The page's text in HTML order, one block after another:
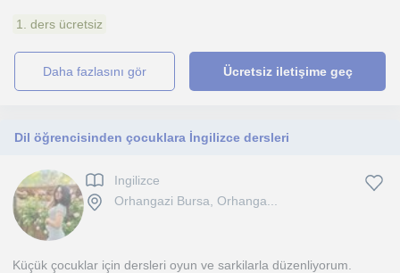
1. ders ücretsiz
daha fazlasını gör Ücretsiz iletişime geç
Dil öğrencisinden çocuklara İngilizce dersleri
Ingilizce
Orhangazi Bursa, Orhanga...
Küçük çocuklar için dersleri oyun ve sarkilarla düzenliyorum.